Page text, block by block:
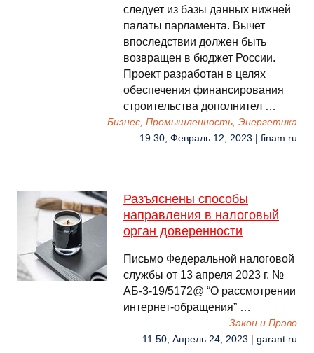
следует из базы данных нижней
палаты парламента. Вычет
впоследствии должен быть
возвращен в бюджет России.
Проект разработан в целях
обеспечения финансирования
строительства дополнител …
Бизнес, Промышленность, Энергетика
19:30, Февраль 12, 2023 | finam.ru
Разъяснены способы
направления в налоговый
орган доверенности
Письмо Федеральной налоговой
службы от 13 апреля 2023 г. №
АБ-3-19/5172@ “О рассмотрении
интернет-обращения” …
Закон и Право
11:50, Апрель 24, 2023 | garant.ru